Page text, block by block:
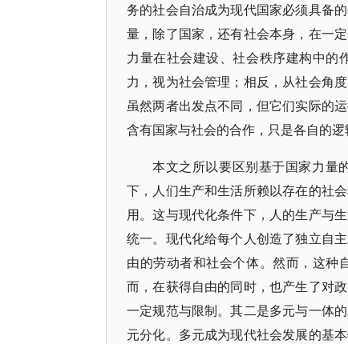
务的社会自治成为现代国家必须具备
量，除了国家，还有社会本身，在一
力量在社会建设、社会秩序建构中的
力，视为社会管理；相反，从社会角
虽然两者出发点不同，但它们实际的
含有国家与社会的合作，只是各自的
本文之所以要区别基于国家力量
下，人们生产和生活所赖以存在的社
用。这与现代化条件下，人的生产与
统一。现代化给每个人创造了独立自
由的劳动者和社会个体。然而，这种
而，在获得自由的同时，也产生了对
一定规范与限制。其二是多元与一体
元分化。多元成为现代社会发展的基